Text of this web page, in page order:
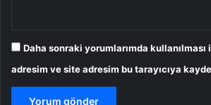
Daha sonraki yorumlarımda kullanılması
adresim ve site adresim bu tarayıcıya